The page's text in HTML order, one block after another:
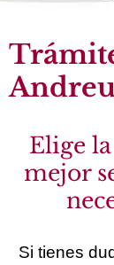
Elige
mejor
Si tienes